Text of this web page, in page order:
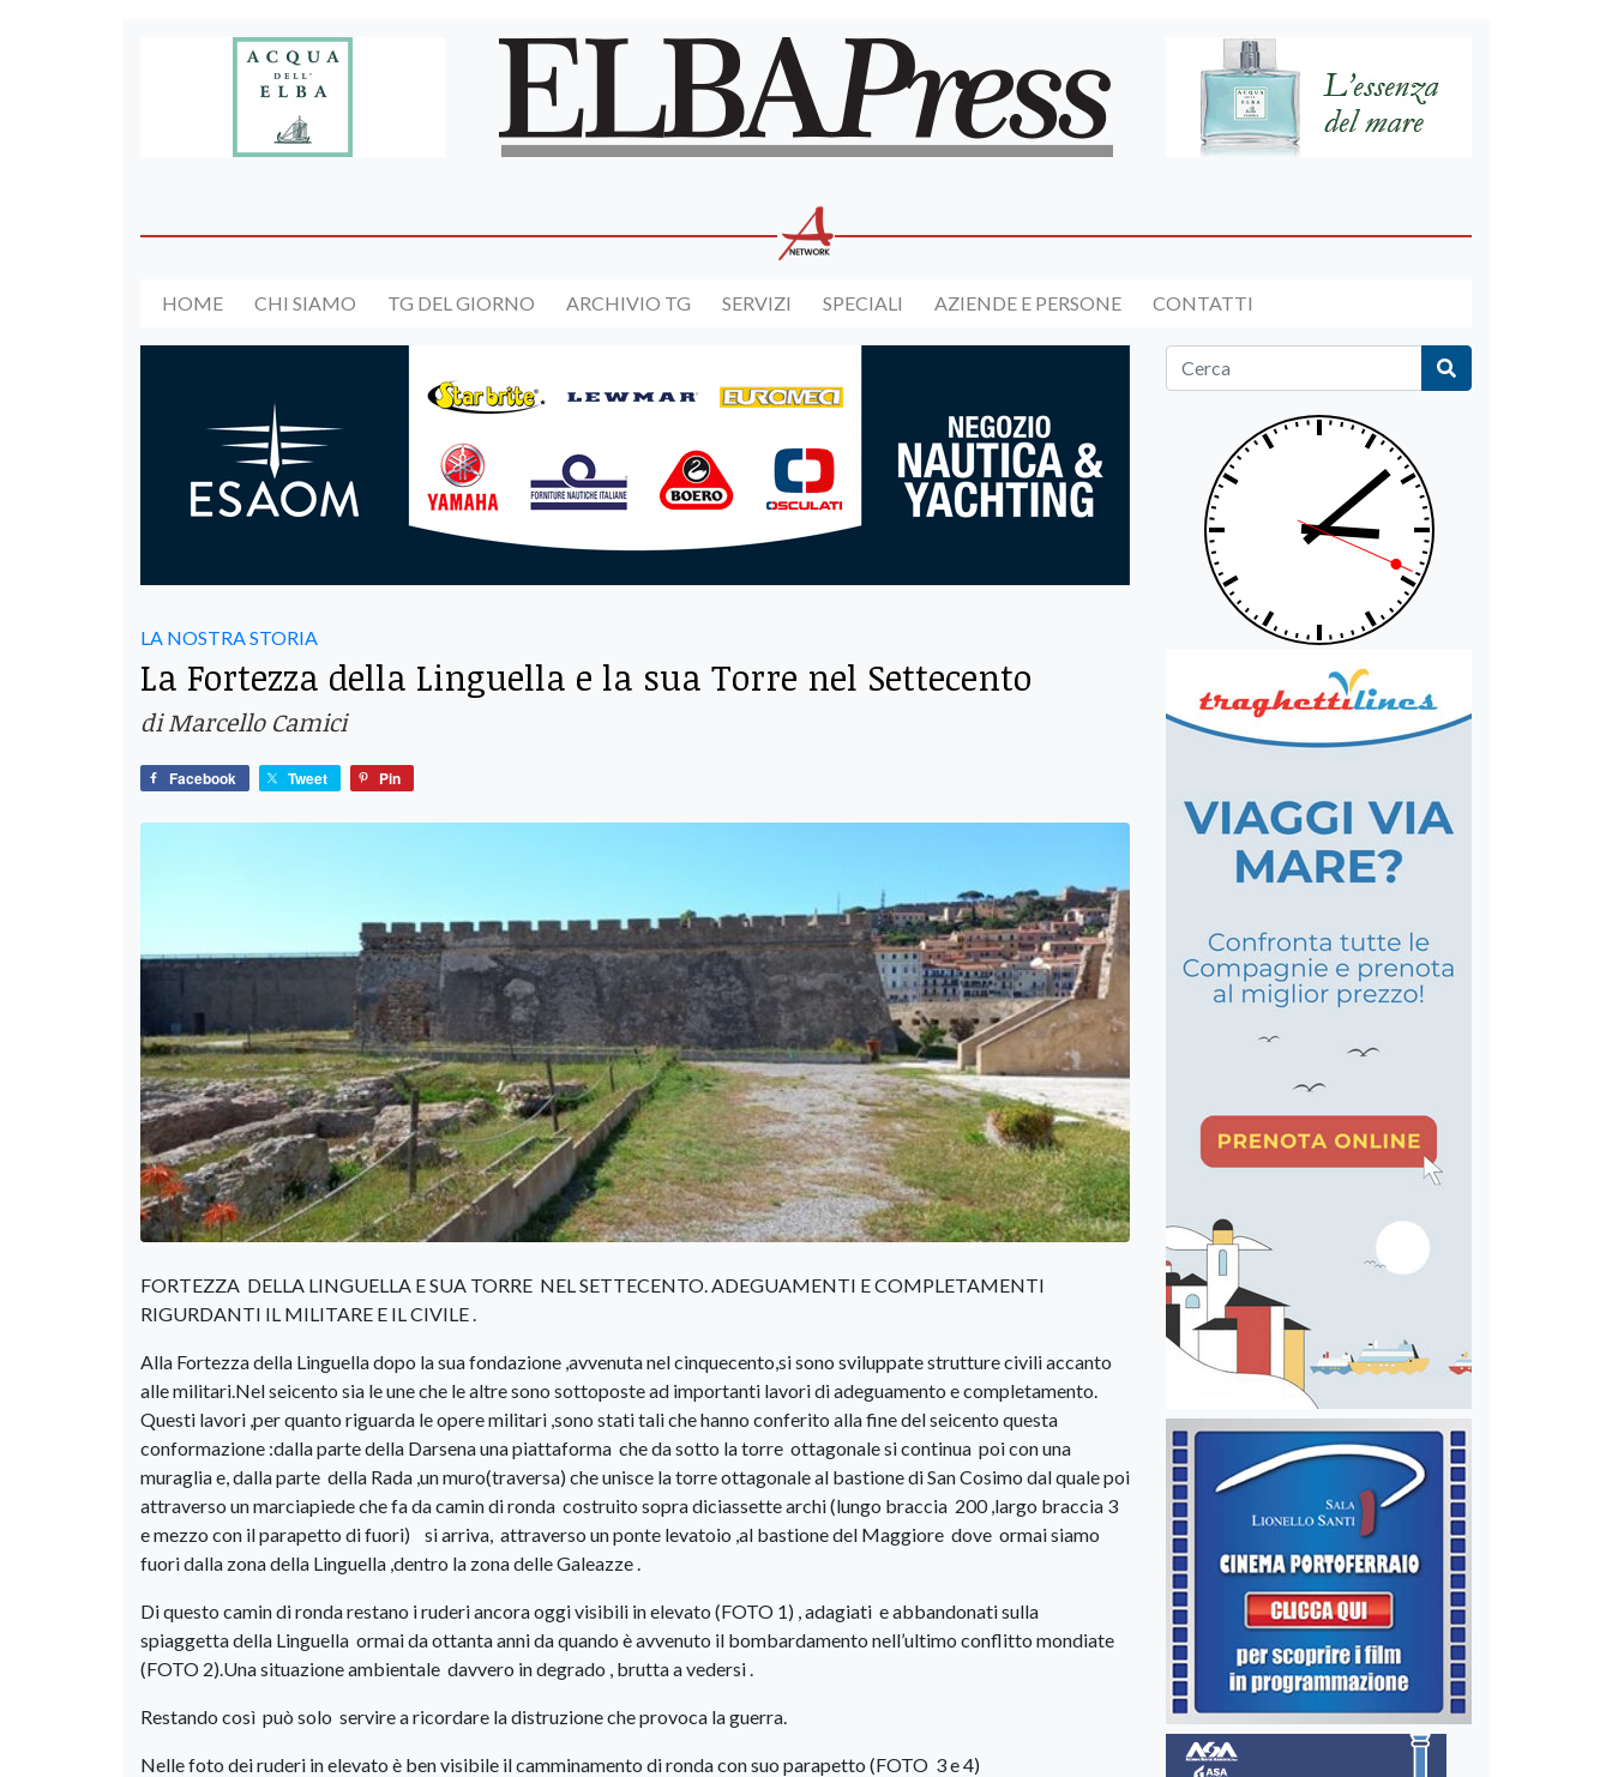
HOME CHI SIAMO TG DEL GIORNO ARCHIVIO TG SERVIZI SPECIALI AZIENDE E PERSONE CONTATTI
LA NOSTRA STORIA
La Fortezza della Linguella e la sua Torre nel Settecento
di Marcello Camici
Facebook Tweet Pin
FORTEZZA DELLA LINGUELLA E SUA TORRE NEL SETTECENTO. ADEGUAMENTI E COMPLETAMENTI
RIGURDANTI IL MILITARE E IL CIVILE .
Alla Fortezza della Linguella dopo la sua fondazione ,avvenuta nel cinquecento,si sono sviluppate strutture civili accanto
alle militari.Nel seicento sia le une che le altre sono sottoposte ad importanti lavori di adeguamento e completamento.
Questi lavori ,per quanto riguarda le opere militari ,sono stati tali che hanno conferito alla fine del seicento questa
conformazione :dalla parte della Darsena una piattaforma che da sotto la torre ottagonale si continua poi con una
muraglia e, dalla parte della Rada ,un muro(traversa) che unisce la torre ottagonale al bastione di San Cosimo dal quale poi
attraverso un marciapiede che fa da camin di ronda costruito sopra diciassette archi (lungo braccia 200 ,largo braccia 3
e mezzo con il parapetto di fuori) si arriva, attraverso un ponte levatoio ,al bastione del Maggiore dove ormai siamo
fuori dalla zona della Linguella ,dentro la zona delle Galeazze .
Di questo camin di ronda restano i ruderi ancora oggi visibili in elevato (FOTO 1) , adagiati e abbandonati sulla
spiaggetta della Linguella ormai da ottanta anni da quando è avvenuto il bombardamento nell’ultimo conflitto mondiate
(FOTO 2).Una situazione ambientale davvero in degrado , brutta a vedersi .
Restando così può solo servire a ricordare la distruzione che provoca la guerra.
Nelle foto dei ruderi in elevato è ben visibile il camminamento di ronda con suo parapetto (FOTO 3 e 4)